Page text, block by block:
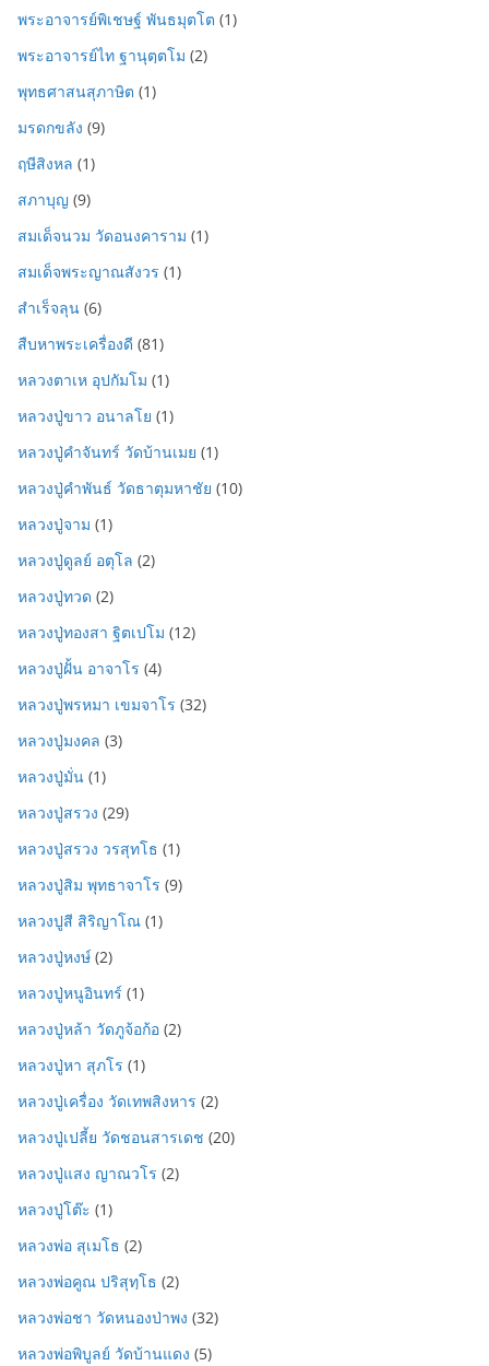
พระอาจารย์พิเชษฐ์ พันธมุตโต (1)
พระอาจารย์ไท ฐานุตฺตโม (2)
พุทธศาสนสุภาษิต (1)
มรดกขลัง (9)
ฤษีสิงหล (1)
สภาบุญ (9)
สมเด็จนวม วัดอนงคาราม (1)
สมเด็จพระญาณสังวร (1)
สำเร็จลุน (6)
สืบหาพระเครื่องดี (81)
หลวงตาเห อุปกัมโม (1)
หลวงปู่ขาว อนาลโย (1)
หลวงปู่คำจันทร์ วัดบ้านเมย (1)
หลวงปู่คำพันธ์ วัดธาตุมหาชัย (10)
หลวงปู่จาม (1)
หลวงปู่ดูลย์ อตุโล (2)
หลวงปู่ทวด (2)
หลวงปู่ทองสา ฐิตเปโม (12)
หลวงปู่ฝั้น อาจาโร (4)
หลวงปู่พรหมา เขมจาโร (32)
หลวงปู่มงคล (3)
หลวงปู่มั่น (1)
หลวงปู่สรวง (29)
หลวงปู่สรวง วรสุทโธ (1)
หลวงปู่สิม พุทธาจาโร (9)
หลวงปูสี สิริญาโณ (1)
หลวงปู่หงษ์ (2)
หลวงปู่หนูอินทร์ (1)
หลวงปู่หล้า วัดภูจ้อก้อ (2)
หลวงปู่หา สุภโร (1)
หลวงปู่เครื่อง วัดเทพสิงหาร (2)
หลวงปู่เปลี้ย วัดชอนสารเดช (20)
หลวงปู่แสง ญาณวโร (2)
หลวงปู่โต๊ะ (1)
หลวงพ่อ สุเมโธ (2)
หลวงพ่อคูณ ปริสุทฺโธ (2)
หลวงพ่อชา วัดหนองป่าพง (32)
หลวงพ่อพิบูลย์ วัดบ้านแดง (5)